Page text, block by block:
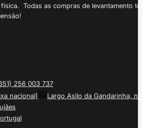
Todas as compras de levantamento
256 003 737
nacional)
Largo Asilo da Gandarinha, nº